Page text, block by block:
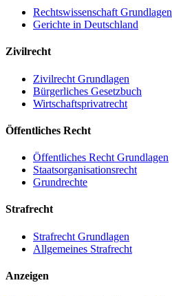
Rechtswissenschaft Grundlagen
Gerichte in Deutschland
Zivilrecht
Zivilrecht Grundlagen
Bürgerliches Gesetzbuch
Wirtschaftsprivatrecht
Öffentliches Recht
Öffentliches Recht Grundlagen
Staatsorganisationsrecht
Grundrechte
Strafrecht
Strafrecht Grundlagen
Allgemeines Strafrecht
Anzeigen